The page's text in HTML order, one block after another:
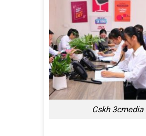
Cskh 3cmedia